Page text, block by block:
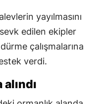
yayılmasını
edilen ekipler
çalışmalarına
verdi.